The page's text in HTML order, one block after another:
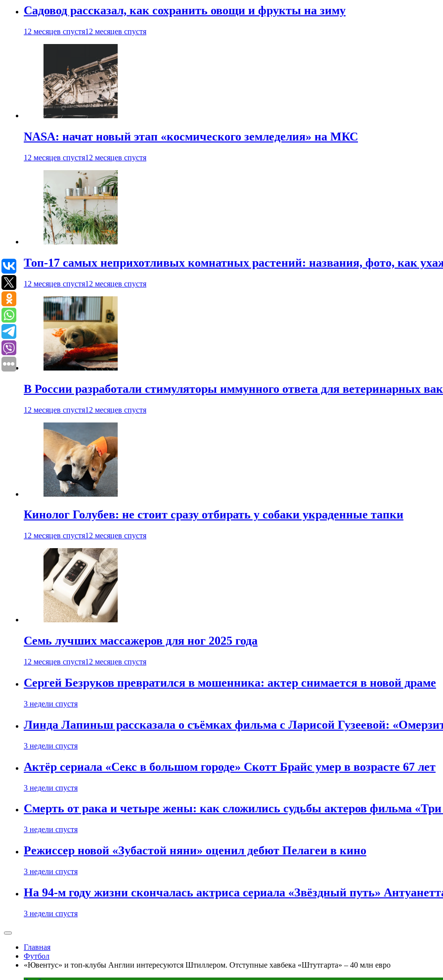
Садовод рассказал, как сохранить овощи и фрукты на зиму
12 месяцев спустя12 месяцев спустя
NASA: начат новый этап «космического земледелия» на МКС
12 месяцев спустя12 месяцев спустя
Топ-17 самых неприхотливых комнатных растений: названия, фото, как
12 месяцев спустя12 месяцев спустя
В России разработали стимуляторы иммунного ответа для ветеринарных
12 месяцев спустя12 месяцев спустя
Кинолог Голубев: не стоит сразу отбирать у собаки украденные тапки
12 месяцев спустя12 месяцев спустя
Семь лучших массажеров для ног 2025 года
12 месяцев спустя12 месяцев спустя
Сергей Безруков превратился в мошенника: актер снимается в новой драме
3 недели спустя
Линда Лапиньш рассказала о съёмках фильма с Ларисой Гузеевой:
3 недели спустя
Актёр сериала «Секс в большом городе» Скотт Брайс умер в возрасте 67 лет
3 недели спустя
Смерть от рака и четыре жены: как сложились судьбы актеров фильма
3 недели спустя
Режиссер новой «Зубастой няни» оценил дебют Пелагеи в кино
3 недели спустя
На 94-м году жизни скончалась актриса сериала «Звёздный путь»
3 недели спустя
Главная
Футбол
«Ювентус» и топ-клубы Англии интересуются Штиллером. Отступные хавбека «Штутгарта» – 40 млн евро